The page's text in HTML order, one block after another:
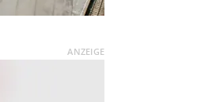
ANZEIGE